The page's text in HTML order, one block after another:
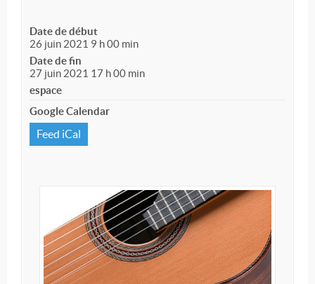
Date de début
26 juin 2021 9 h 00 min
Date de fin
27 juin 2021 17 h 00 min
espace
Google Calendar
Feed iCal